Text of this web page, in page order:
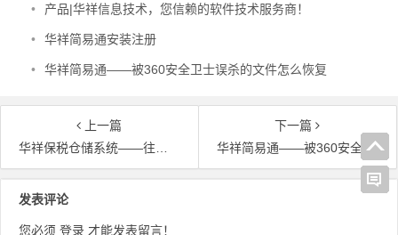
• 产品|华祥信息技术，您信赖的软件技术服务商！
• 华祥简易通安装注册
• 华祥简易通——被360安全卫士误杀的文件怎么恢复
上一篇
华祥保税仓储系统——往来单位
下一篇
华祥简易通——被360安全卫士误杀的文件怎么恢复
发表评论
您必须 登录 才能发表留言！